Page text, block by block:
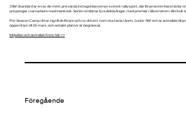
JSM Standard är en av de mest prisvärda instegsklasserna i svensk rallysport, där förarna inte bara tävlar
prispengar i samarbete med Hankook. Serien omfattar fyra deltävlingar, med premiär i Silverratten i Älmhult
Pre-Season Camp riktar sig till de förare och co-drivers som ska tävla i årets Junior-SM och är anmälda till
öppen fram till 26 mars, och antalet platser är begränsat.
Inbjudan och anmälan finns här >>
Föregående